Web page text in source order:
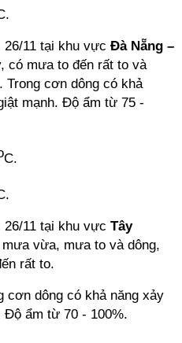
26/11 tại khu vực Đà Nẵng –
có mưa to đến rất to và
Trong cơn dông có khả
mạnh. Độ ẩm từ 75 -
C.
26/11 tại khu vực Tây
vừa, mưa to và dông,
rất to.
cơn dông có khả năng xảy
Độ ẩm từ 70 - 100%.